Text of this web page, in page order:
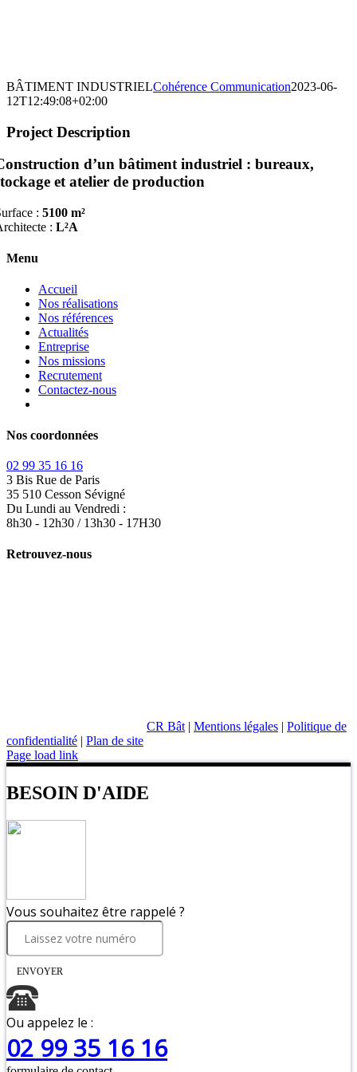
BÂTIMENT INDUSTRIELCohérence Communication2023-06-
12T12:49:08+02:00
Project Description
d’un bâtiment industriel : bureaux,
et atelier de production
: 5100 m²
: L²A
Menu
Accueil
Nos réalisations
Nos références
Actualités
Entreprise
Nos missions
Recrutement
Contactez-nous
Nos coordonnées
02 99 35 16 16
3 Bis Rue de Paris
35 510 Cesson Sévigné
Du Lundi au Vendredi :
8h30 - 12h30 / 13h30 - 17H30
Retrouvez-nous
CR Bât | Mentions légales | Politique de
confidentialité | Plan de site
Page load link
BESOIN D'AIDE
Vous souhaitez être rappelé ?
ENVOYER
Ou appelez le :
02 99 35 16 16